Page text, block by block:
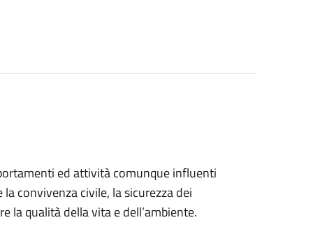
ed attività comunque influenti
convivenza civile, la sicurezza dei
la qualità della vita e dell’ambiente.